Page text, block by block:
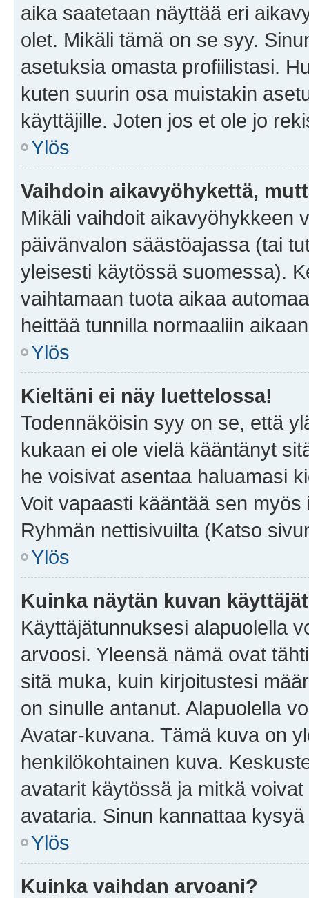
aika saatetaan näyttää eri
olet. Mikäli tämä on se syy.
asetuksia omasta profiilistasi.
kuten suurin osa muistakin
käyttäjille. Joten jos et ole jo
Ylös
Vaihdoin aikavyöhykettä,
Mikäli vaihdoit aikavyöhykkeen
päivänvalon säästöajassa (tai
yleisesti käytössä suomessa).
vaihtamaan tuota aikaa
heittää tunnilla normaaliin
Ylös
Kieltäni ei näy luettelossa!
Todennäköisin syy on se, että
kukaan ei ole vielä kääntänyt
he voisivat asentaa haluamasi
Voit vapaasti kääntää sen
Ryhmän nettisivuilta (Katso
Ylös
Kuinka näytän kuvan
Käyttäjätunnuksesi alapuolella
arvoosi. Yleensä nämä ovat
sitä muka, kuin kirjoitustesi
on sinulle antanut. Alapuolella
Avatar-kuvana. Tämä kuva on
henkilökohtainen kuva.
avatarit käytössä ja mitkä
avataria. Sinun kannattaa
Ylös
Kuinka vaihdan arvoani?